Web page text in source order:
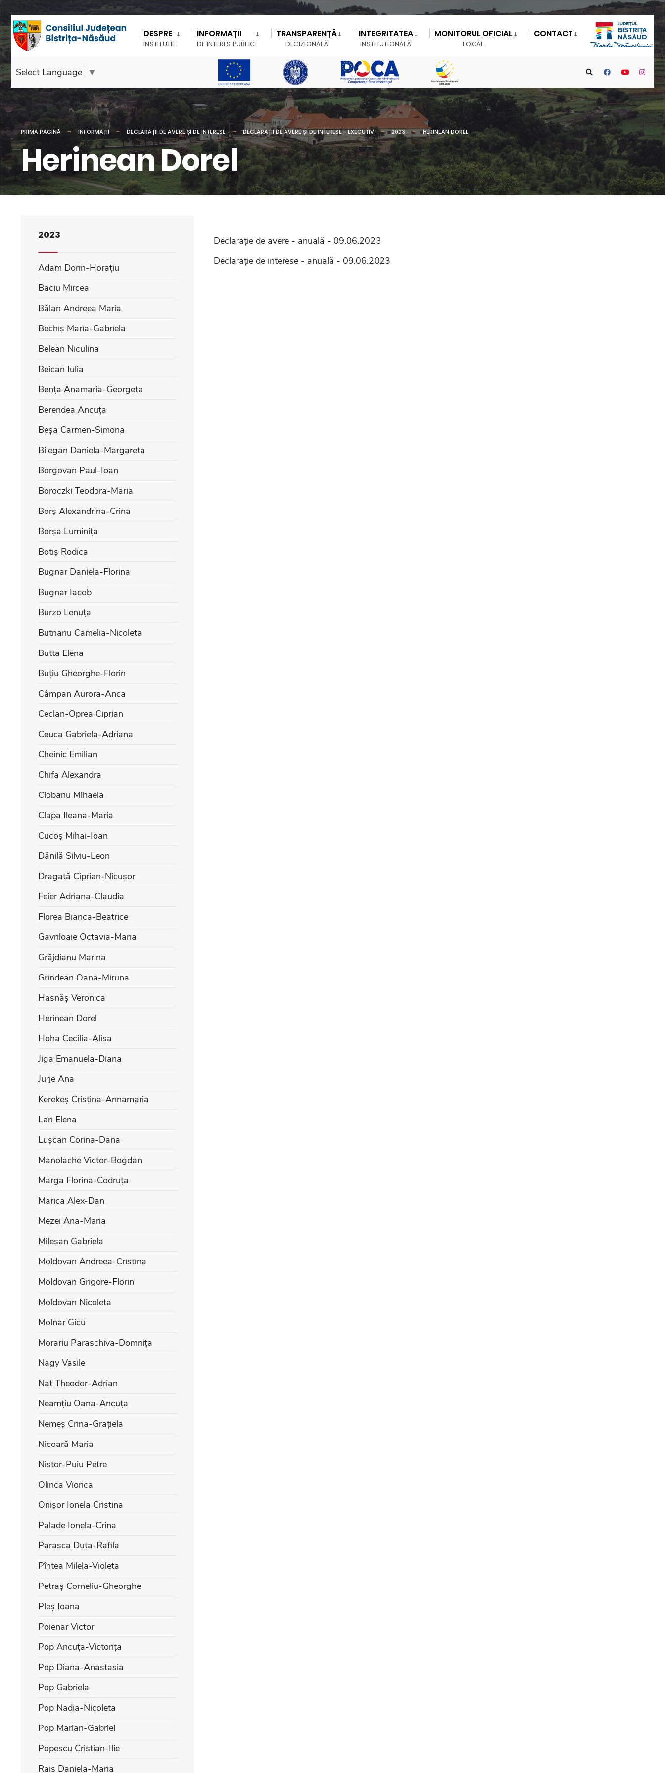
DESPRE
INSTITUȚIE
INFORMAȚII
DE INTERES PUBLIC
TRANSPARENȚĂ
DECIZIONALĂ
INTEGRITATEA
INSTITUȚIONALĂ
MONITORUL OFICIAL
LOCAL
CONTACT
Select Language ▼
PRIMA PAGINĂ INFORMAȚII DECLARAȚII DE AVERE ȘI DE INTERESE DECLARAȚII DE AVERE ȘI DE INTERESE - EXECUTIV 2023 HERINEAN DOREL
Herinean Dorel
Declarație de avere - anuală - 09.06.2023
Declarație de interese - anuală - 09.06.2023
2023
Adam Dorin-Horațiu
Baciu Mircea
Bălan Andreea Maria
Bechiș Maria-Gabriela
Belean Niculina
Beican Iulia
Bența Anamaria-Georgeta
Berendea Ancuța
Beșa Carmen-Simona
Bilegan Daniela-Margareta
Borgovan Paul-Ioan
Boroczki Teodora-Maria
Borș Alexandrina-Crina
Borșa Luminița
Botiș Rodica
Bugnar Daniela-Florina
Bugnar Iacob
Burzo Lenuța
Butnariu Camelia-Nicoleta
Butta Elena
Buțiu Gheorghe-Florin
Câmpan Aurora-Anca
Ceclan-Oprea Ciprian
Ceuca Gabriela-Adriana
Cheinic Emilian
Chifa Alexandra
Ciobanu Mihaela
Clapa Ileana-Maria
Cucoș Mihai-Ioan
Dănilă Silviu-Leon
Dragată Ciprian-Nicușor
Feier Adriana-Claudia
Florea Bianca-Beatrice
Gavriloaie Octavia-Maria
Grăjdianu Marina
Grindean Oana-Miruna
Hasnăș Veronica
Herinean Dorel
Hoha Cecilia-Alisa
Jiga Emanuela-Diana
Jurje Ana
Kerekeș Cristina-Annamaria
Lari Elena
Lușcan Corina-Dana
Manolache Victor-Bogdan
Marga Florina-Codruța
Marica Alex-Dan
Mezei Ana-Maria
Mileșan Gabriela
Moldovan Andreea-Cristina
Moldovan Grigore-Florin
Moldovan Nicoleta
Molnar Gicu
Morariu Paraschiva-Domnița
Nagy Vasile
Nat Theodor-Adrian
Neamțiu Oana-Ancuța
Nemeș Crina-Grațiela
Nicoară Maria
Nistor-Puiu Petre
Olinca Viorica
Onișor Ionela Cristina
Palade Ionela-Crina
Parasca Duța-Rafila
Pîntea Milela-Violeta
Petraș Corneliu-Gheorghe
Pleș Ioana
Poienar Victor
Pop Ancuța-Victorița
Pop Diana-Anastasia
Pop Gabriela
Pop Nadia-Nicoleta
Pop Marian-Gabriel
Popescu Cristian-Ilie
Rais Daniela-Maria